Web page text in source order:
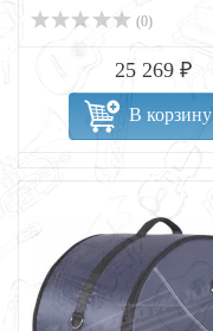
(0)
25 269 ₽
В корзину